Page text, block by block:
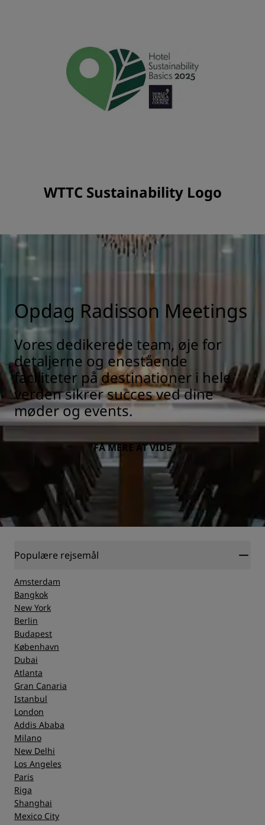
WTTC Sustainability Logo
Opdag Radisson Meetings
Vores dedikerede team, øje for
detaljerne og enestående
faciliteter på destinationer i hele
verden sikrer succes ved dine
møder og events.
FÅ MERE AT VIDE
Populære rejsemål
Amsterdam
Bangkok
New York
Berlin
Budapest
København
Dubai
Atlanta
Gran Canaria
Istanbul
London
Addis Ababa
Milano
New Delhi
Los Angeles
Paris
Riga
Shanghai
Mexico City